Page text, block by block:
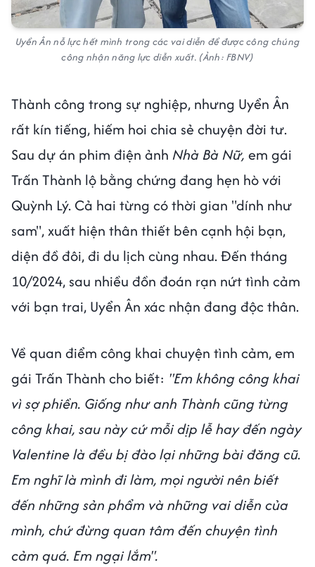
Uyển Ân nỗ lực hết mình trong các vai diễn để được công chúng
công nhận năng lực diễn xuất. (Ảnh: FBNV)
Thành công trong sự nghiệp, nhưng Uyển Ân
rất kín tiếng, hiếm hoi chia sẻ chuyện đời tư.
Sau dự án phim điện ảnh Nhà Bà Nữ, em gái
Trấn Thành lộ bằng chứng đang hẹn hò với
Quỳnh Lý. Cả hai từng có thời gian "dính như
sam", xuất hiện thân thiết bên cạnh hội bạn,
diện đồ đôi, đi du lịch cùng nhau. Đến tháng
10/2024, sau nhiều đồn đoán rạn nứt tình cảm
với bạn trai, Uyển Ân xác nhận đang độc thân.
Về quan điểm công khai chuyện tình cảm, em
gái Trấn Thành cho biết: "Em không công khai
vì sợ phiền. Giống như anh Thành cũng từng
công khai, sau này cứ mỗi dịp lễ hay đến ngày
Valentine là đều bị đào lại những bài đăng cũ.
Em nghĩ là mình đi làm, mọi người nên biết
đến những sản phẩm và những vai diễn của
mình, chứ đừng quan tâm đến chuyện tình
cảm quá. Em ngại lắm".